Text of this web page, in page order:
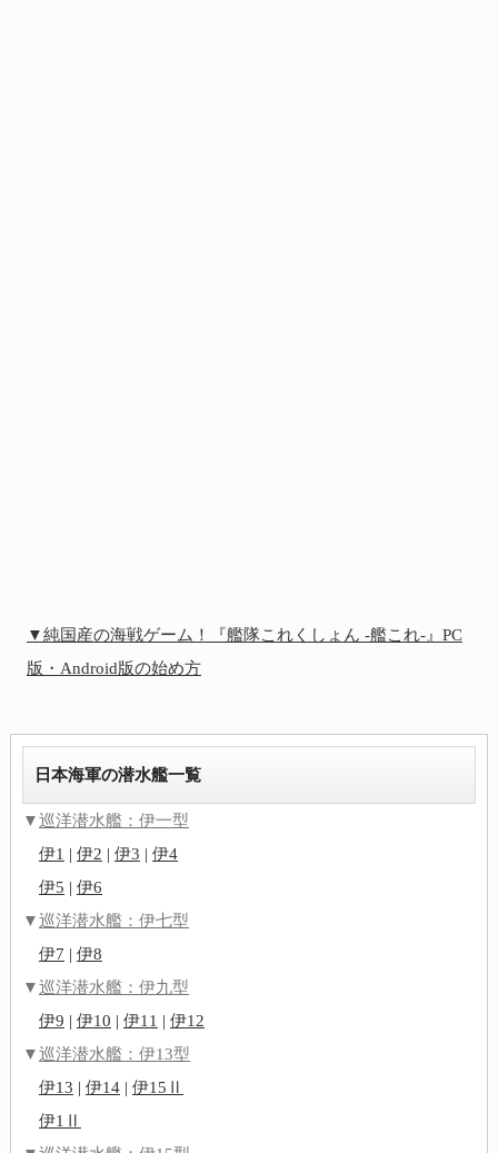
▼純国産の海戦ゲーム！『艦隊これくしょん -艦これ-』PC
版・Android版の始め方
日本海軍の潜水艦一覧
▼巡洋潜水艦：伊一型
伊1 | 伊2 | 伊3 | 伊4
伊5 | 伊6
▼巡洋潜水艦：伊七型
伊7 | 伊8
▼巡洋潜水艦：伊九型
伊9 | 伊10 | 伊11 | 伊12
▼巡洋潜水艦：伊13型
伊13 | 伊14| 伊15Ⅱ
伊1Ⅱ